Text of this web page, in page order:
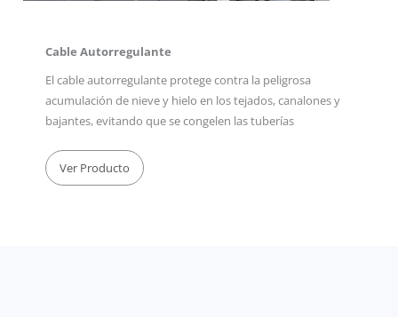
Cable Autorregulante
El cable autorregulante protege contra la peligrosa
acumulación de nieve y hielo en los tejados, canalones y
bajantes, evitando que se congelen las tuberías
Ver Producto